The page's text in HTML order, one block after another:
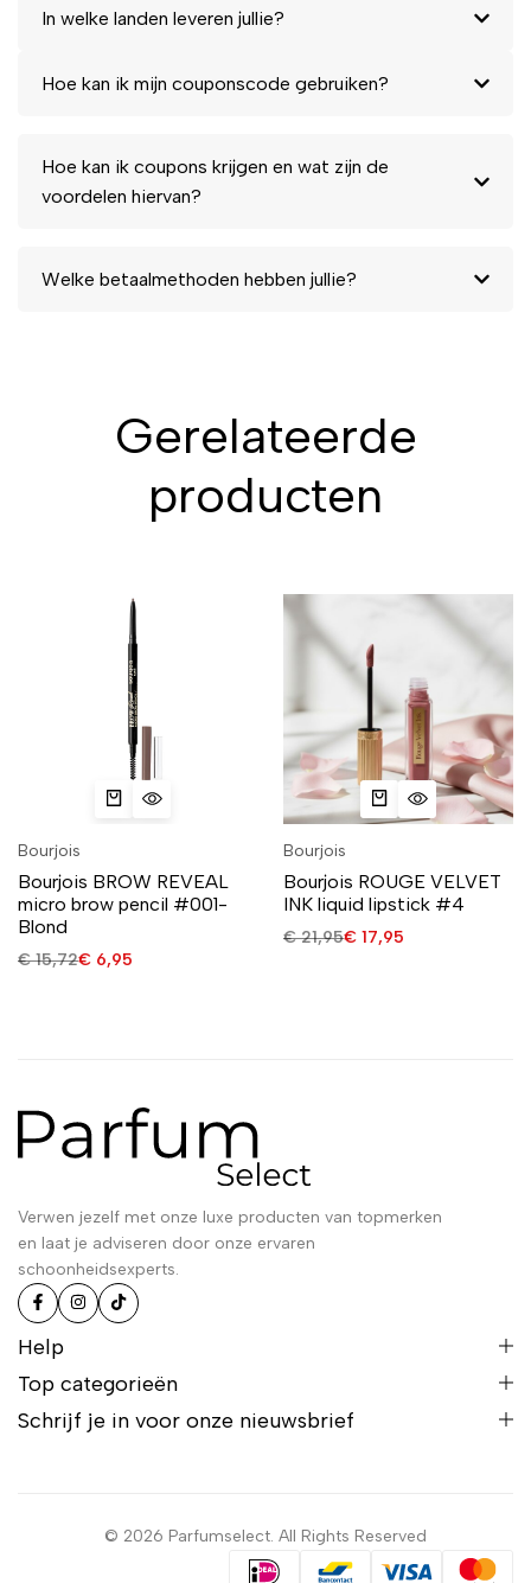
In welke landen leveren jullie?
Hoe kan ik mijn couponscode gebruiken?
Hoe kan ik coupons krijgen en wat zijn de
voordelen hiervan?
Welke betaalmethoden hebben jullie?
Gerelateerde
producten
Bourjois
Bourjois BROW REVEAL
micro brow pencil #001-
Blond
€15,72€ 6,95
Bourjois
Bourjois ROUGE VELVET
INK liquid lipstick #4
€21,95€ 17,95
Verwen jezelf met onze luxe producten van topmerken
en laat je adviseren door onze ervaren
schoonheidsexperts.
Help
Top categorieën
Schrijf je in voor onze nieuwsbrief
© 2026 Parfumselect. All Rights Reserved